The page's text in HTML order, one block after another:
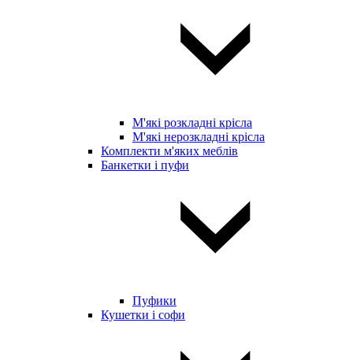
М'які розкладні крісла
М'які нерозкладні крісла
Комплекти м'яких меблів
Банкетки і пуфи
Пуфики
Кушетки і софи